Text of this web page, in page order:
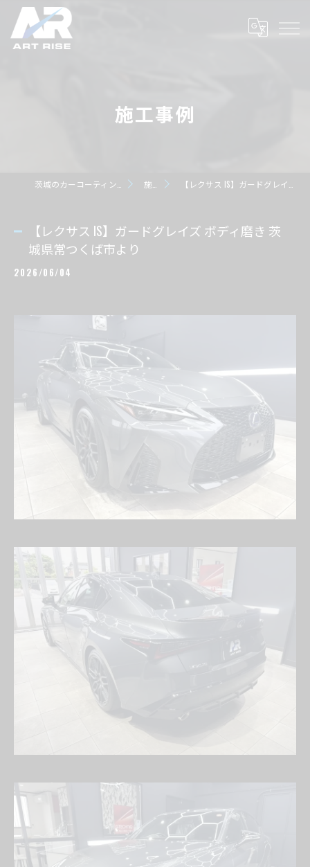
施工事例
施工事例 【レクサス IS】ガードグレイズ ボディ磨き 茨城県常つくば市より
【レクサス IS】ガードグレイズ ボディ磨き 茨
城県常つくば市より
2026/06/04